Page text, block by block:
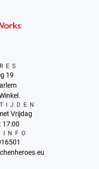
19
Vrijdag
17:00
INFO